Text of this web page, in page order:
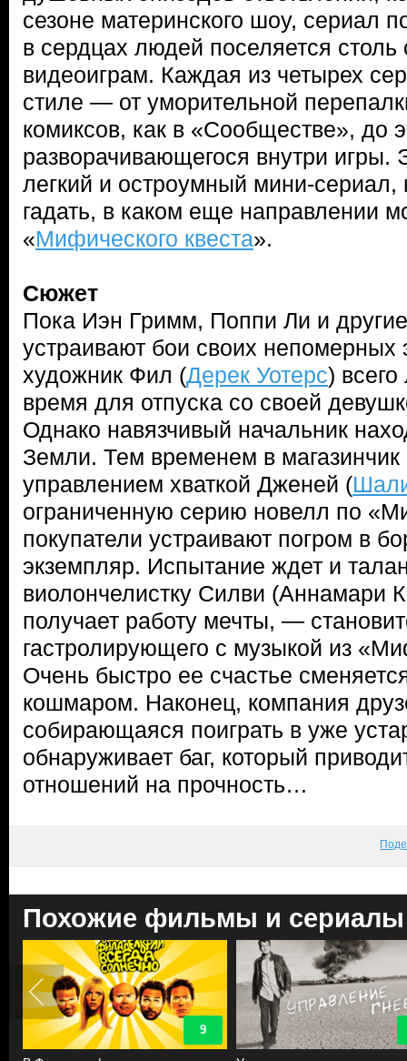
сезоне материнского шоу, сериал
в сердцах людей поселяется столь
видеоиграм. Каждая из четырех
стиле — от уморительной
комиксов, как в «Сообществе», до
разворачивающегося внутри игры.
легкий и остроумный мини-сериал,
гадать, в каком еще направлении
«Мифического квеста».
Сюжет
Пока Иэн Гримм, Поппи Ли и
устраивают бои своих непомерных
художник Фил (Дерек Уотерс)
время для отпуска со своей
Однако навязчивый начальник
Земли. Тем временем в магазинчик
управлением хваткой Дженей (
ограниченную серию новелл по
покупатели устраивают погром в
экземпляр. Испытание ждет и
виолончелистку Силви (Аннамари
получает работу мечты, —
гастролирующего с музыкой из
Очень быстро ее счастье
кошмаром. Наконец, компания
собирающаяся поиграть в уже
обнаруживает баг, который
отношений на прочность…
Похожие фильмы и сериалы
9